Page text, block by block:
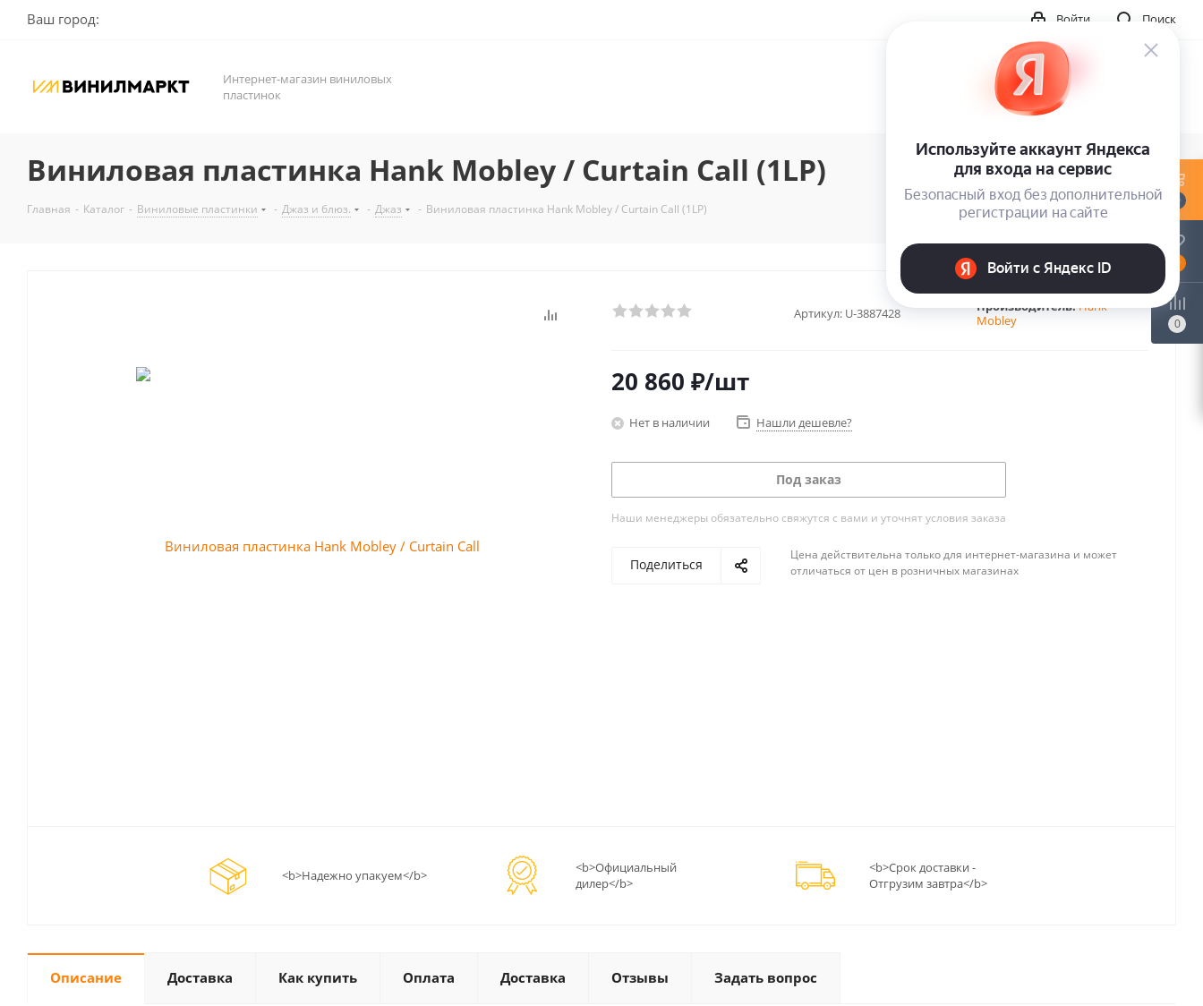
Ваш город: Поиск
Войти
Интернет-магазин виниловых
пластинок
Виниловая пластинка Hank Mobley / Curtain Call (1LP)
Главная - Каталог - Виниловые пластинки - Джаз и блюз. - Джаз - Виниловая пластинка Hank Mobley / Curtain Call (1LP)
Артикул: U-3887428 Производитель:Hank
Mobley
20 860 ₽/шт
Нет в наличии Нашли дешевле?
Под заказ
Наши менеджеры обязательно свяжутся с вами и уточнят условия заказа
Поделиться
Цена действительна только для интернет-магазина и может
отличаться от цен в розничных магазинах
<b>Надежно упакуем</b>
<b>Официальный
дилер</b>
<b>Срок доставки -
Отгрузим завтра</b>
Описание Доставка Как купить Оплата Доставка Отзывы Задать вопрос
0
0
0